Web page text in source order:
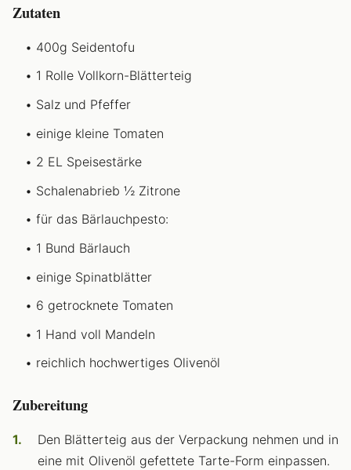
Zutaten
400g Seidentofu
1 Rolle Vollkorn-Blätterteig
Salz und Pfeffer
einige kleine Tomaten
2 EL Speisestärke
Schalenabrieb ½ Zitrone
für das Bärlauchpesto:
1 Bund Bärlauch
einige Spinatblätter
6 getrocknete Tomaten
1 Hand voll Mandeln
reichlich hochwertiges Olivenöl
Zubereitung
Den Blätterteig aus der Verpackung nehmen und in
eine mit Olivenöl gefettete Tarte-Form einpassen.